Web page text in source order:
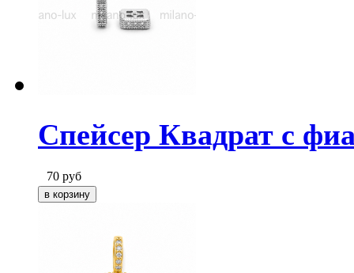
Спейсер Квадрат с
70 руб